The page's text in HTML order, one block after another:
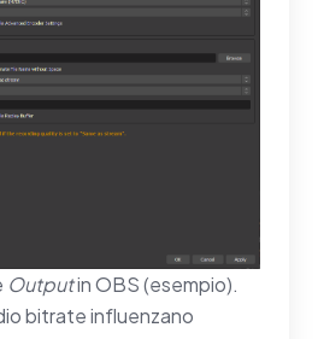
Outputin OBS (esempio).
bitrate influenzano